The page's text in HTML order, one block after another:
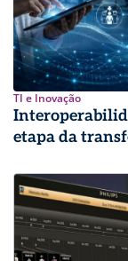
TI e Inovação
etapa da